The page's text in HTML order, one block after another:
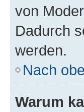
von
Dadurch
werden.
Nach
Warum